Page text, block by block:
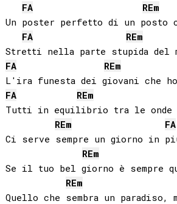
FA
REm
Un poster perfetto di un posto
FA
REm
FA
REm
FA
REm
Tutti in equilibrio tra le onde
REm
FA
Ci serve sempre un giorno in
REm
Se il tuo bel giorno è sempre
REm
Quello che sembra un paradiso,